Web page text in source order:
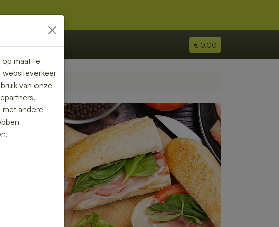
€ 0,00
maat te
van onze
andere